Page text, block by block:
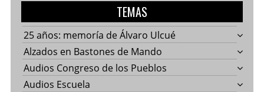
TEMAS
25 años: memoría de Álvaro Ulcué
Alzados en Bastones de Mando
Audios Congreso de los Pueblos
Audios Escuela